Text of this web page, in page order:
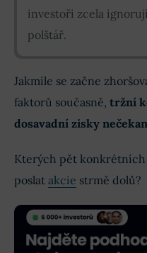
investoři zcela
polštář.
Jakmile se začne
faktorů současně, tržní
dosavadní zisky
Kterých pět
poslat akcie strmě dolů?